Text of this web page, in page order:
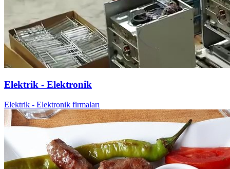
Elektrik - Elektronik
Elektrik - Elektronik firmaları